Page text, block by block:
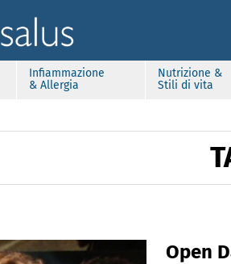
Infiammazione
& Allergia
Nutrizione &
Stili di vita
Open